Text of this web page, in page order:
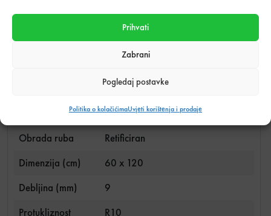
Prihvati
Zabrani
Pogledaj postavke
Politika o kolačićimaUvjeti korištenja i prodaje
Tehnički podaci o proizvodu
Kamen
Materijal pločica
Gres Porculan
Obrada ruba
Retificiran
Dimenzija (cm)
60 x 120
Debljina (mm)
9
Protukliznost
R10